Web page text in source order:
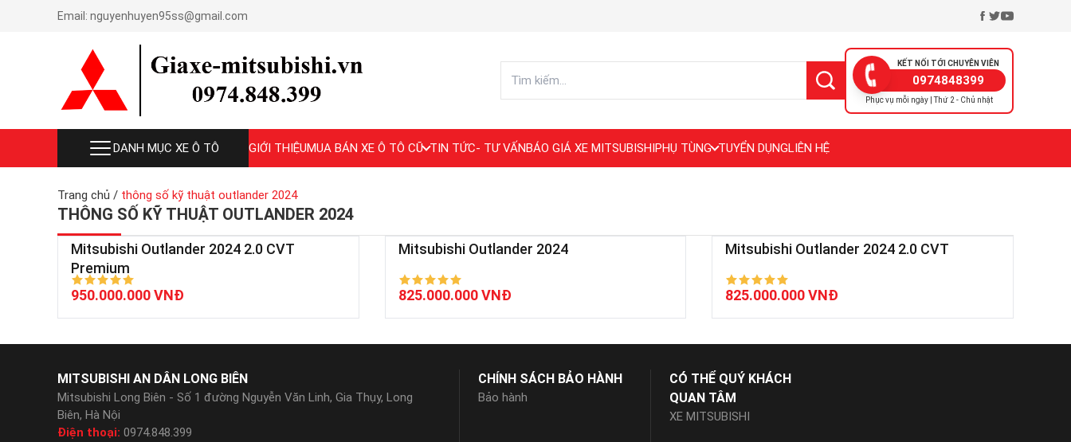
Email: nguyenhuyen95ss@gmail.com
KẾT NỐI TỚI CHUYÊN VIÊN
0974848399
Phục vụ mỗi ngày | Thứ 2 - Chủ nhật
DANH MỤC XE Ô TÔ GIỚI THIỆUMUA BÁN XE Ô TÔ CŨ TIN TỨC- TƯ VẤNBÁO GIÁ XE MITSUBISHIPHỤ TÙNG TUYỂN DỤNGLIÊN HỆ
Trang chủ / thông số kỹ thuật outlander 2024
THÔNG SỐ KỸ THUẬT OUTLANDER 2024
Mitsubishi Outlander 2024 2.0 CVT
Premium
950.000.000 VNĐ
Mitsubishi Outlander 2024
825.000.000 VNĐ
Mitsubishi Outlander 2024 2.0 CVT
825.000.000 VNĐ
MITSUBISHI AN DÂN LONG BIÊN
Mitsubishi Long Biên - Số 1 đường Nguyễn Văn Linh, Gia Thụy, Long
Biên, Hà Nội
Điện thoại: 0974.848.399
CHÍNH SÁCH BẢO HÀNH
Bảo hành
CÓ THỂ QUÝ KHÁCH
QUAN TÂM
XE MITSUBISHI